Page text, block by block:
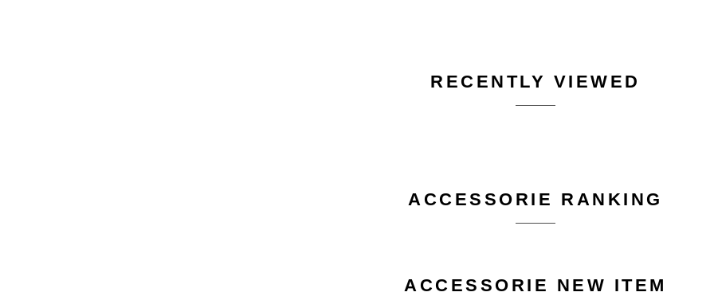
RECENTLY VIEWED
ACCESSORIE RANKING
ACCESSORIE NEW ITEM